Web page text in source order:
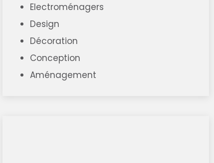
Electroménagers
Design
Décoration
Conception
Aménagement